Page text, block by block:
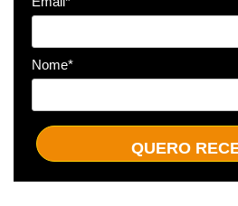
Nome*
QUERO